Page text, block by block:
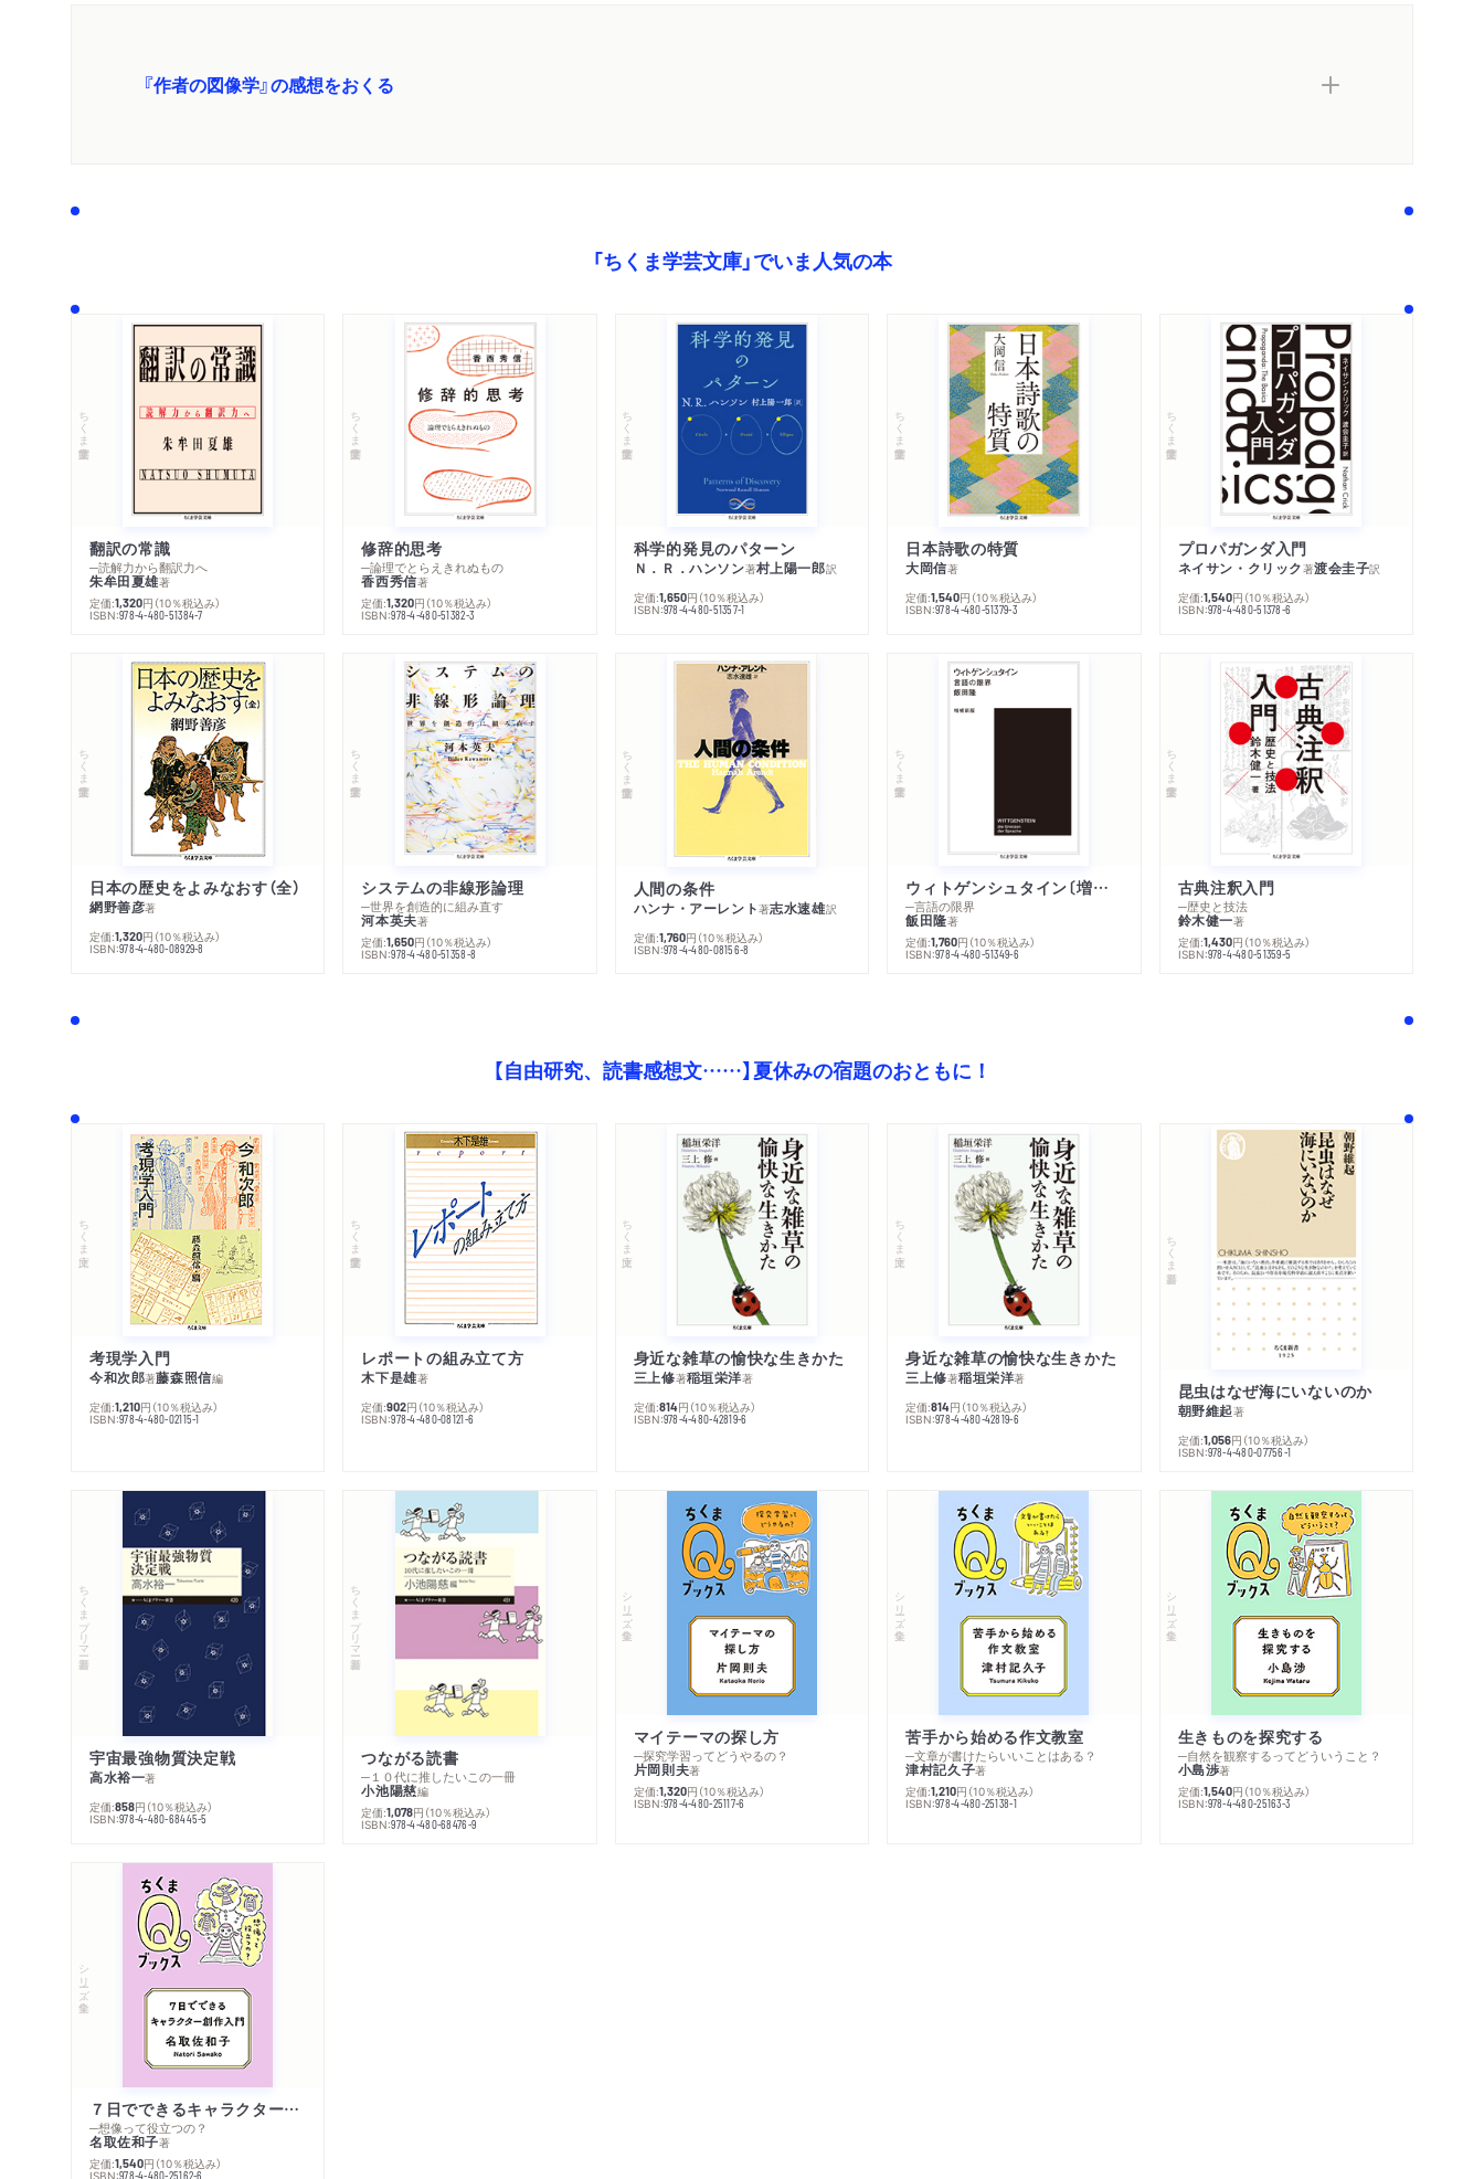
『作者の図像学』の感想をおくる
「ちくま学芸文庫」でいま人気の本
ちくま学芸文庫
翻訳の常識
─読解力から翻訳力へ
朱牟田夏雄著
定価:1,320円 （10％税込み）
ISBN:978-4-480-51384-7
ちくま学芸文庫
修辞的思考
─論理でとらえきれぬもの
香西秀信著
定価:1,320円 （10％税込み）
ISBN:978-4-480-51382-3
ちくま学芸文庫
科学的発見のパターン
Ｎ．Ｒ．ハンソン著村上陽一郎訳
定価:1,650円 （10％税込み）
ISBN:978-4-480-51357-1
ちくま学芸文庫
日本詩歌の特質
大岡信著
定価:1,540円 （10％税込み）
ISBN:978-4-480-51379-3
ちくま学芸文庫
プロパガンダ入門
ネイサン・クリック著渡会圭子訳
定価:1,540円 （10％税込み）
ISBN:978-4-480-51378-6
ちくま学芸文庫
日本の歴史をよみなおす（全）
網野善彦著
定価:1,320円 （10％税込み）
ISBN:978-4-480-08929-8
ちくま学芸文庫
システムの非線形論理
─世界を創造的に組み直す
河本英夫著
定価:1,650円 （10％税込み）
ISBN:978-4-480-51358-8
ちくま学芸文庫
人間の条件
ハンナ・アーレント著志水速雄訳
定価:1,760円 （10％税込み）
ISBN:978-4-480-08156-8
ちくま学芸文庫
ウィトゲンシュタイン〔増補新版〕
─言語の限界
飯田隆著
定価:1,760円 （10％税込み）
ISBN:978-4-480-51349-6
ちくま学芸文庫
古典注釈入門
─歴史と技法
鈴木健一著
定価:1,430円 （10％税込み）
ISBN:978-4-480-51359-5
【自由研究、読書感想文……】夏休みの宿題のおともに！
ちくま文庫
考現学入門
今和次郎著藤森照信編
定価:1,210円 （10％税込み）
ISBN:978-4-480-02115-1
ちくま学芸文庫
レポートの組み立て方
木下是雄著
定価:902円 （10％税込み）
ISBN:978-4-480-08121-6
ちくま文庫
身近な雑草の愉快な生きかた
三上修著稲垣栄洋著
定価:814円 （10％税込み）
ISBN:978-4-480-42819-6
ちくま文庫
身近な雑草の愉快な生きかた
三上修著稲垣栄洋著
定価:814円 （10％税込み）
ISBN:978-4-480-42819-6
ちくま新書
昆虫はなぜ海にいないのか
朝野維起著
定価:1,056円 （10％税込み）
ISBN:978-4-480-07756-1
ちくまプリマー新書
宇宙最強物質決定戦
高水裕一著
定価:858円 （10％税込み）
ISBN:978-4-480-68445-5
ちくまプリマー新書
つながる読書
─１０代に推したいこの一冊
小池陽慈編
定価:1,078円 （10％税込み）
ISBN:978-4-480-68476-9
シリーズ・全集
マイテーマの探し方
─探究学習ってどうやるの？
片岡則夫著
定価:1,320円 （10％税込み）
ISBN:978-4-480-25117-6
シリーズ・全集
苦手から始める作文教室
─文章が書けたらいいことはある？
津村記久子著
定価:1,210円 （10％税込み）
ISBN:978-4-480-25138-1
シリーズ・全集
生きものを探究する
─自然を観察するってどういうこと？
小島渉著
定価:1,540円 （10％税込み）
ISBN:978-4-480-25163-3
シリーズ・全集
７日でできるキャラクター創作入門
─想像って役立つの？
名取佐和子著
定価:1,540円 （10％税込み）
ISBN:978-4-480-25162-6